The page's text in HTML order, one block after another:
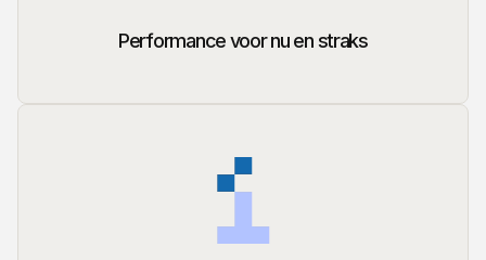
Performance voor nu en straks